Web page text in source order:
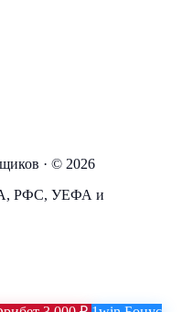
· © 2026
РФС, УЕФА и